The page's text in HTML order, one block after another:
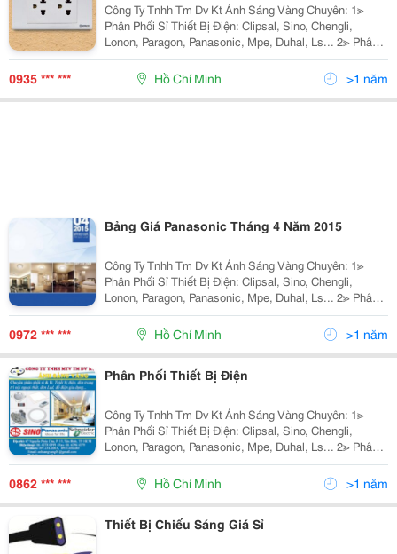
Công Ty Tnhh Tm Dv Kt Ánh Sáng Vàng Chuyên: 1≫
Phân Phối Sỉ Thiết Bị Điện: Clipsal, Sino, Chengli,
Lonon, Paragon, Panasonic, Mpe, Duhal, Ls... 2≫ Phân
Phối Đèn Chiếu Sáng Nội Ngoại Thất: Nét Việt, Euro,
Sano, Quốc Ngọc, 168 Lighting, Kim Lo
0935 *** *** Hồ Chí Minh >1 năm
Bảng Giá Panasonic Tháng 4 Năm 2015
Công Ty Tnhh Tm Dv Kt Ánh Sáng Vàng Chuyên: 1≫
Phân Phối Sỉ Thiết Bị Điện: Clipsal, Sino, Chengli,
Lonon, Paragon, Panasonic, Mpe, Duhal, Ls... 2≫ Phân
Phối Đèn Chiếu Sáng Nội Ngoại Thất: Nét Việt, Euro,
Sano, Quốc Ngọc, 168 Lighting, Kim Lo
0972 *** *** Hồ Chí Minh >1 năm
Phân Phối Thiết Bị Điện
Công Ty Tnhh Tm Dv Kt Ánh Sáng Vàng Chuyên: 1≫
Phân Phối Sỉ Thiết Bị Điện: Clipsal, Sino, Chengli,
Lonon, Paragon, Panasonic, Mpe, Duhal, Ls... 2≫ Phân
Phối Đèn Chiếu Sáng Nội Ngoại Thất: Hufa Lighting,
Fata Lighting, Euroto, Nét Việt, Sano,
0862 *** *** Hồ Chí Minh >1 năm
Thiết Bị Chiếu Sáng Giá Sỉ